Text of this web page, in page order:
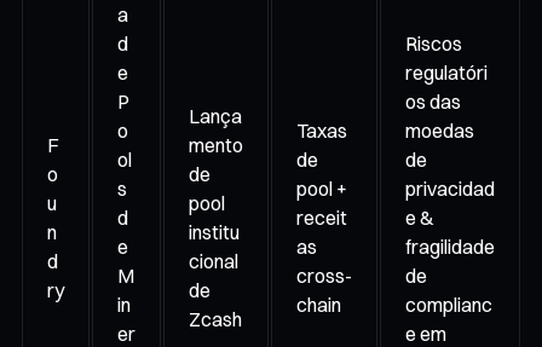
F
o
u
n
d
ry
a
d
e
P
o
ol
s
d
e
M
in
er
Lança
mento
de
pool
institu
cional
de
Zcash
Taxas
de
pool +
receit
as
cross-
chain
Riscos
regulatóri
os das
moedas
de
privacidad
e &
fragilidade
de
complianc
e em